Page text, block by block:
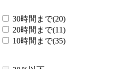
30時間まで(20)
20時間まで(11)
10時間まで(35)